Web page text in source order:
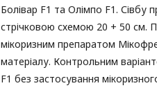
Болівар F1 та Олімпо F1.
стрічковою схемою 20 + 50 см.
мікоризним препаратом
матеріалу. Контрольним
F1 без застосування